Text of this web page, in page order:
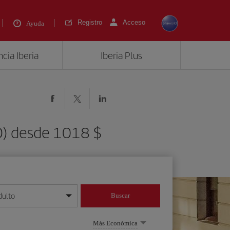
Ayuda Registro Acceso
Iberia Iberia Plus
desde 1018 $
mes/año
Buscar
Más Económica